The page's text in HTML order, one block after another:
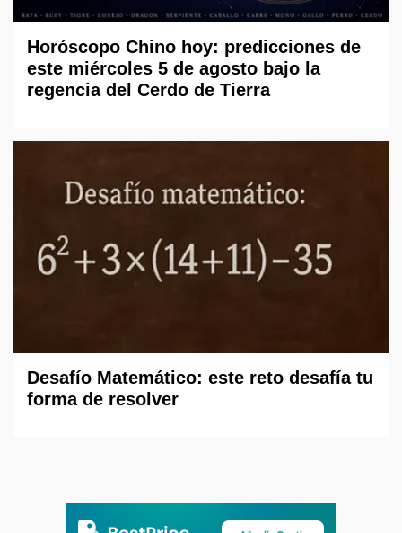
Horóscopo Chino hoy: predicciones de
este miércoles 5 de agosto bajo la
regencia del Cerdo de Tierra
Desafío Matemático: este reto desafía tu
forma de resolver